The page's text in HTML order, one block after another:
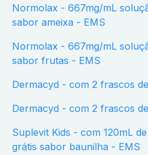
Normolax - 667mg/mL solução oral com 120mL
sabor ameixa - EMS
Normolax - 667mg/mL solução oral com 120mL
sabor frutas - EMS
Dermacyd - com 2 frascos
Dermacyd - com 2 frascos
Suplevit Kids - com 120mL de xarope infantil + 30mL
grátis sabor baunilha - EMS